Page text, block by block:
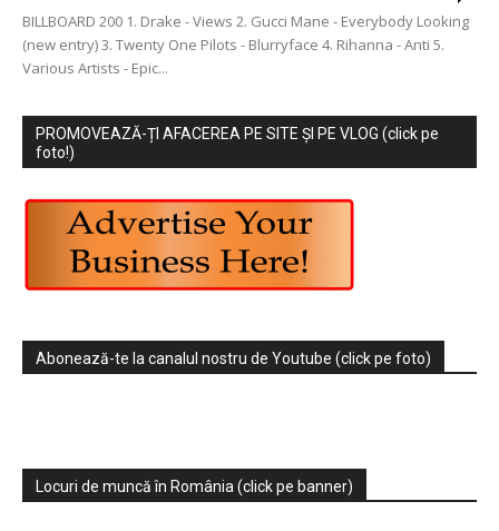
BILLBOARD 200 1. Drake - Views 2. Gucci Mane - Everybody Looking
(new entry) 3. Twenty One Pilots - Blurryface 4. Rihanna - Anti 5.
Various Artists - Epic...
PROMOVEAZĂ-ȚI AFACEREA PE SITE ȘI PE VLOG (click pe
foto!)
Abonează-te la canalul nostru de Youtube (click pe foto)
Locuri de muncă în România (click pe banner)